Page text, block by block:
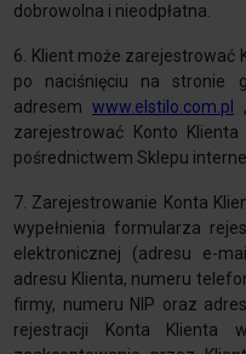
dobrowolna i nieodpłatna.
6. Klient może zarejestrować
po naciśnięciu na stronie
adresemwww.elstilo.com.pl
zarejestrować Konto
pośrednictwem Sklepu
7. Zarejestrowanie Konta
wypełnienia formularza
elektronicznej (adresu e-
adresu Klienta, numeru
firmy, numeru NIP oraz
rejestracji Konta Klienta